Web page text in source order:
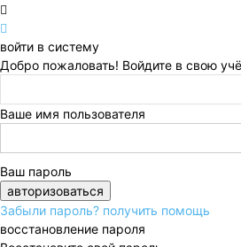
войти в систему
Добро пожаловать! Войдите в свою
Ваше имя пользователя
Ваш пароль
Забыли пароль? получить помощь
восстановление пароля